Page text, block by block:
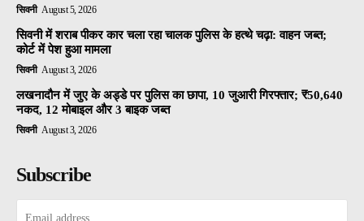
सिवनी August 5, 2026
सिवनी में शराब पीकर कार चला रहा चालक पुलिस के हत्थे चढ़ा: वाहन जब्त;
कोर्ट में पेश हुआ मामला
सिवनी August 3, 2026
लखनादौन में जुए के अड्डे पर पुलिस का छापा, 10 जुआरी गिरफ्तार; ₹50,640
नकद, 12 मोबाइल और 3 बाइक जब्त
सिवनी August 3, 2026
Subscribe